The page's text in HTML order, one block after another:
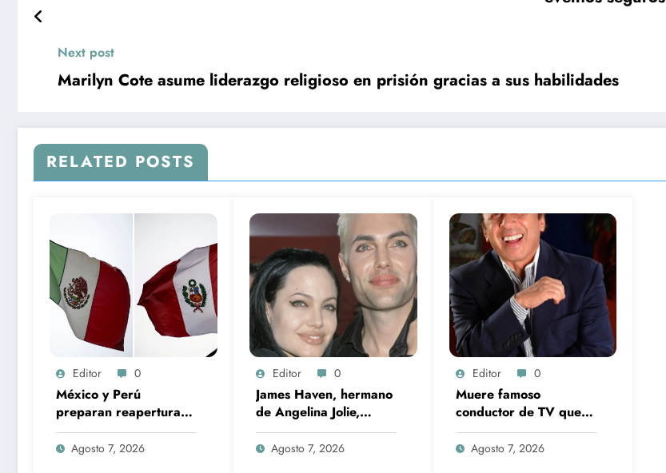
Next post
Marilyn Cote asume liderazgo religioso en prisión gracias a sus habilidades
RELATED POSTS
Editor 0
México y Perú
preparan reapertura
de embajadas tras
restablecer relaciones
Agosto 7, 2026
Editor 0
James Haven, hermano
de Angelina Jolie,
revela que es gay
durante una
Agosto 7, 2026
Editor 0
Muere famoso
conductor de TV que
marcó toda una época
en la pantalla chica, así
Agosto 7, 2026